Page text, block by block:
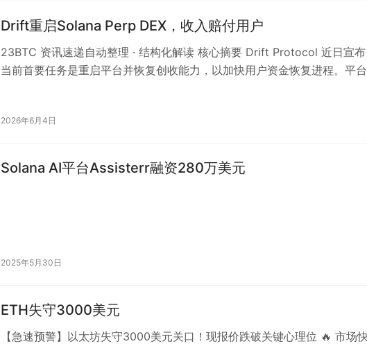
Drift重启Solana Perp DEX，收入赔付用户
23BTC 资讯速递自动整理 · 结构化解读 核心摘要 Drift Protocol 近日宣
当前首要任务是重启平台并恢复创收能力，以加快用户资金恢复进程。平
2026年6月4日
Solana AI平台Assisterr融资280万美元
2025年5月30日
ETH失守3000美元
【急速预警】以太坊失守3000美元关口！现报价跌破关键心理位 🔥 市场